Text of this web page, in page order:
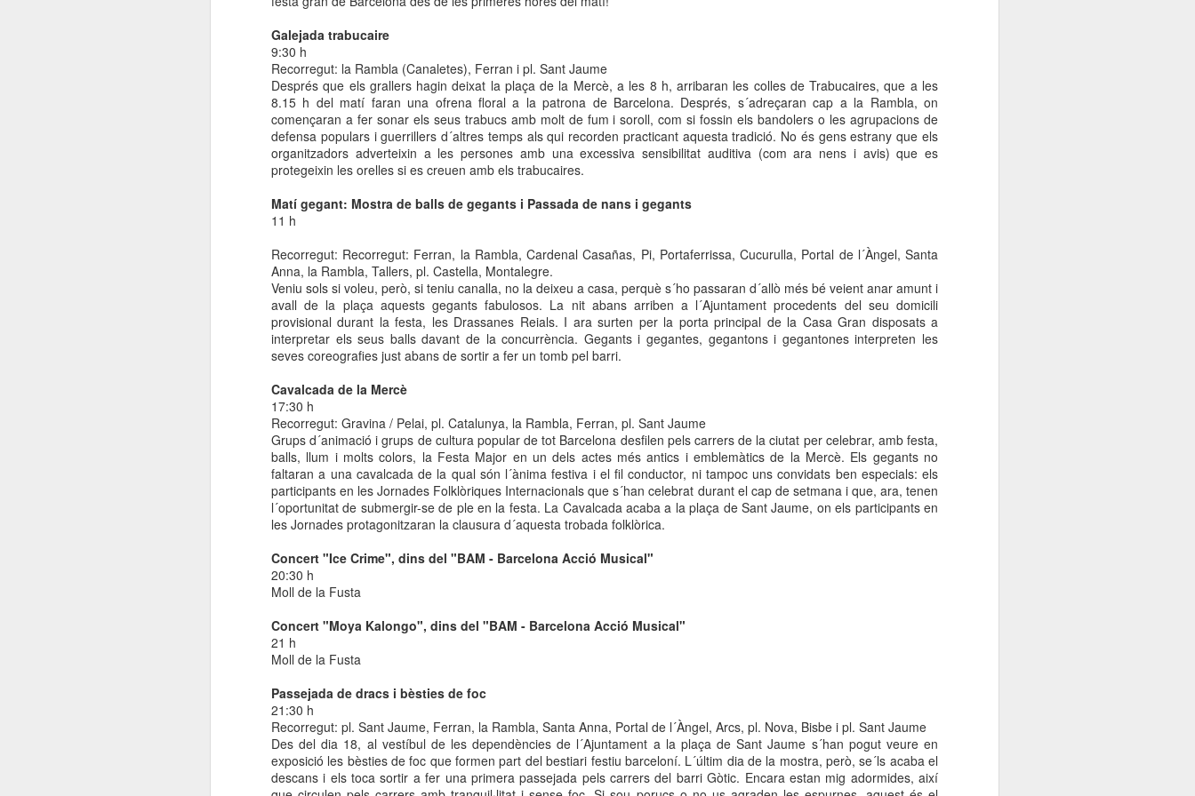
Galejada trabucaire
9:30 h
Recorregut: la Rambla (Canaletes), Ferran i pl. Sant Jaume
Després que els grallers hagin deixat la plaça de la Mercè, a les 8 h, arribaran les colles de Trabucaires, que a les
8.15 h del matí faran una ofrena floral a la patrona de Barcelona. Després, s´adreçaran cap a la Rambla, on
començaran a fer sonar els seus trabucs amb molt de fum i soroll, com si fossin els bandolers o les agrupacions de
defensa populars i guerrillers d´altres temps als qui recorden practicant aquesta tradició. No és gens estrany que els
organitzadors adverteixin a les persones amb una excessiva sensibilitat auditiva (com ara nens i avis) que es
protegeixin les orelles si es creuen amb els trabucaires.
Matí gegant: Mostra de balls de gegants i Passada de nans i gegants
11 h
Recorregut: Recorregut: Ferran, la Rambla, Cardenal Casañas, Pi, Portaferrissa, Cucurulla, Portal de l´Àngel, Santa
Anna, la Rambla, Tallers, pl. Castella, Montalegre.
Veniu sols si voleu, però, si teniu canalla, no la deixeu a casa, perquè s´ho passaran d´allò més bé veient anar amunt i
avall de la plaça aquests gegants fabulosos. La nit abans arriben a l´Ajuntament procedents del seu domicili
provisional durant la festa, les Drassanes Reials. I ara surten per la porta principal de la Casa Gran disposats a
interpretar els seus balls davant de la concurrència. Gegants i gegantes, gegantons i gegantones interpreten les
seves coreografies just abans de sortir a fer un tomb pel barri.
Cavalcada de la Mercè
17:30 h
Recorregut: Gravina / Pelai, pl. Catalunya, la Rambla, Ferran, pl. Sant Jaume
Grups d´animació i grups de cultura popular de tot Barcelona desfilen pels carrers de la ciutat per celebrar, amb festa,
balls, llum i molts colors, la Festa Major en un dels actes més antics i emblemàtics de la Mercè. Els gegants no
faltaran a una cavalcada de la qual són l´ànima festiva i el fil conductor, ni tampoc uns convidats ben especials: els
participants en les Jornades Folklòriques Internacionals que s´han celebrat durant el cap de setmana i que, ara, tenen
l´oportunitat de submergir-se de ple en la festa. La Cavalcada acaba a la plaça de Sant Jaume, on els participants en
les Jornades protagonitzaran la clausura d´aquesta trobada folklòrica.
Concert "Ice Crime", dins del "BAM - Barcelona Acció Musical"
20:30 h
Moll de la Fusta
Concert "Moya Kalongo", dins del "BAM - Barcelona Acció Musical"
21 h
Moll de la Fusta
Passejada de dracs i bèsties de foc
21:30 h
Recorregut: pl. Sant Jaume, Ferran, la Rambla, Santa Anna, Portal de l´Àngel, Arcs, pl. Nova, Bisbe i pl. Sant Jaume
Des del dia 18, al vestíbul de les dependències de l´Ajuntament a la plaça de Sant Jaume s´han pogut veure en
exposició les bèsties de foc que formen part del bestiari festiu barceloní. L´últim dia de la mostra, però, se´ls acaba el
descans i els toca sortir a fer una primera passejada pels carrers del barri Gòtic. Encara estan mig adormides, així
nova exposició del Museu de l'Eròtica de Barcelona
cossos: l'ofici portat a l'art eròtic”, una exposició que revela com
l'eròtica pot néixer tant de la mirada com del gest; tant de la imaginació
com de la mà que treballa la matèria.
17
Endinseu-vosen una experiència visual única amb les obres dels
Una oportunitat per descobrir i connectar amb la visió personal dels
socis de l'entitat
Es pot visitar del 24 de novembre al 12 de desembre de 2025 de 1' a 14
i de 15 a 20 h.
LIV SALÓ ANUAL D'ART AL REIAL CERCLE ARTÍSTIC
Del 24 de novembre al 12 de desembre de 2025
REIAL CERCLE ARTÍSTIC
Sala Gòtica i Sala Güell
Carrer Arcs 5
08002.
NOV
La petita flauta màgica celebra també 25 anys. Una adaptació per al
públic infantil de Die Zauberflöte de Mozart feta per Comediants que
ens acompa nya des de l’any 2000. L’ocellaire Papageno ens explica
les extraordinàries aventures que viu al costat del príncep Tamino.
Junts volen rescatar la princesa Pamina, filla de la Reina de la Nit, a qui
el malvat Sarastro ha fet presonera.
vela a tot el món i la base d'aquesta categoria més gran de la
formen en aquest espai, i que participen a bord d'aquestes petites
embarcacions, en algunes de les regates més importants del món,
representant la base i la ciutat de Barcelona.
NOV